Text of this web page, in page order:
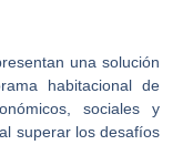
una solución
habitacional de
sociales y
superar los desafíos